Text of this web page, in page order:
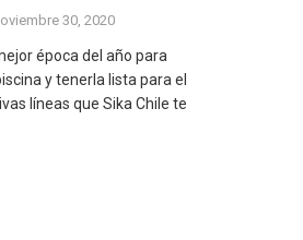
30, 2020
época del año para
y tenerla lista para el
líneas que Sika Chile te